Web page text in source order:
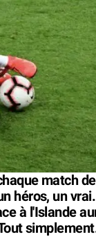
match
héros, un
à l'Islande